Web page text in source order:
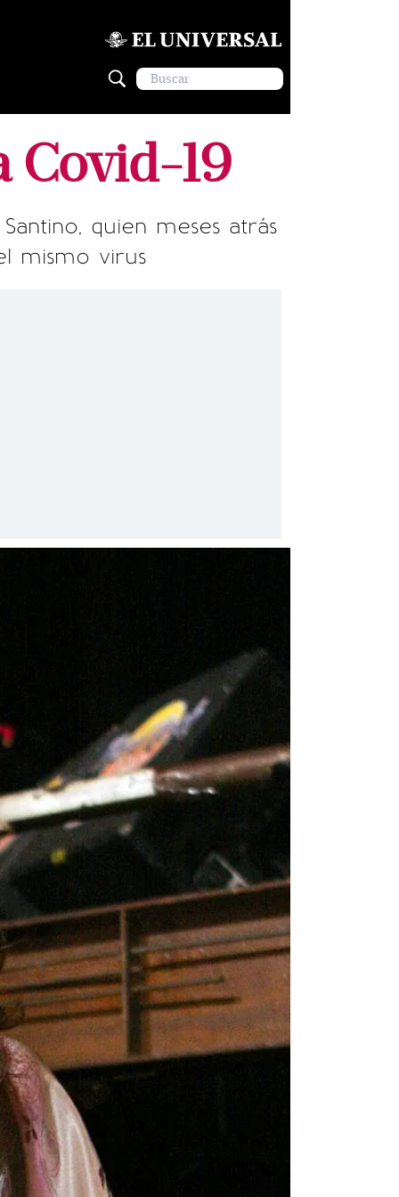
Covid-19
quien meses atrás
mismo virus